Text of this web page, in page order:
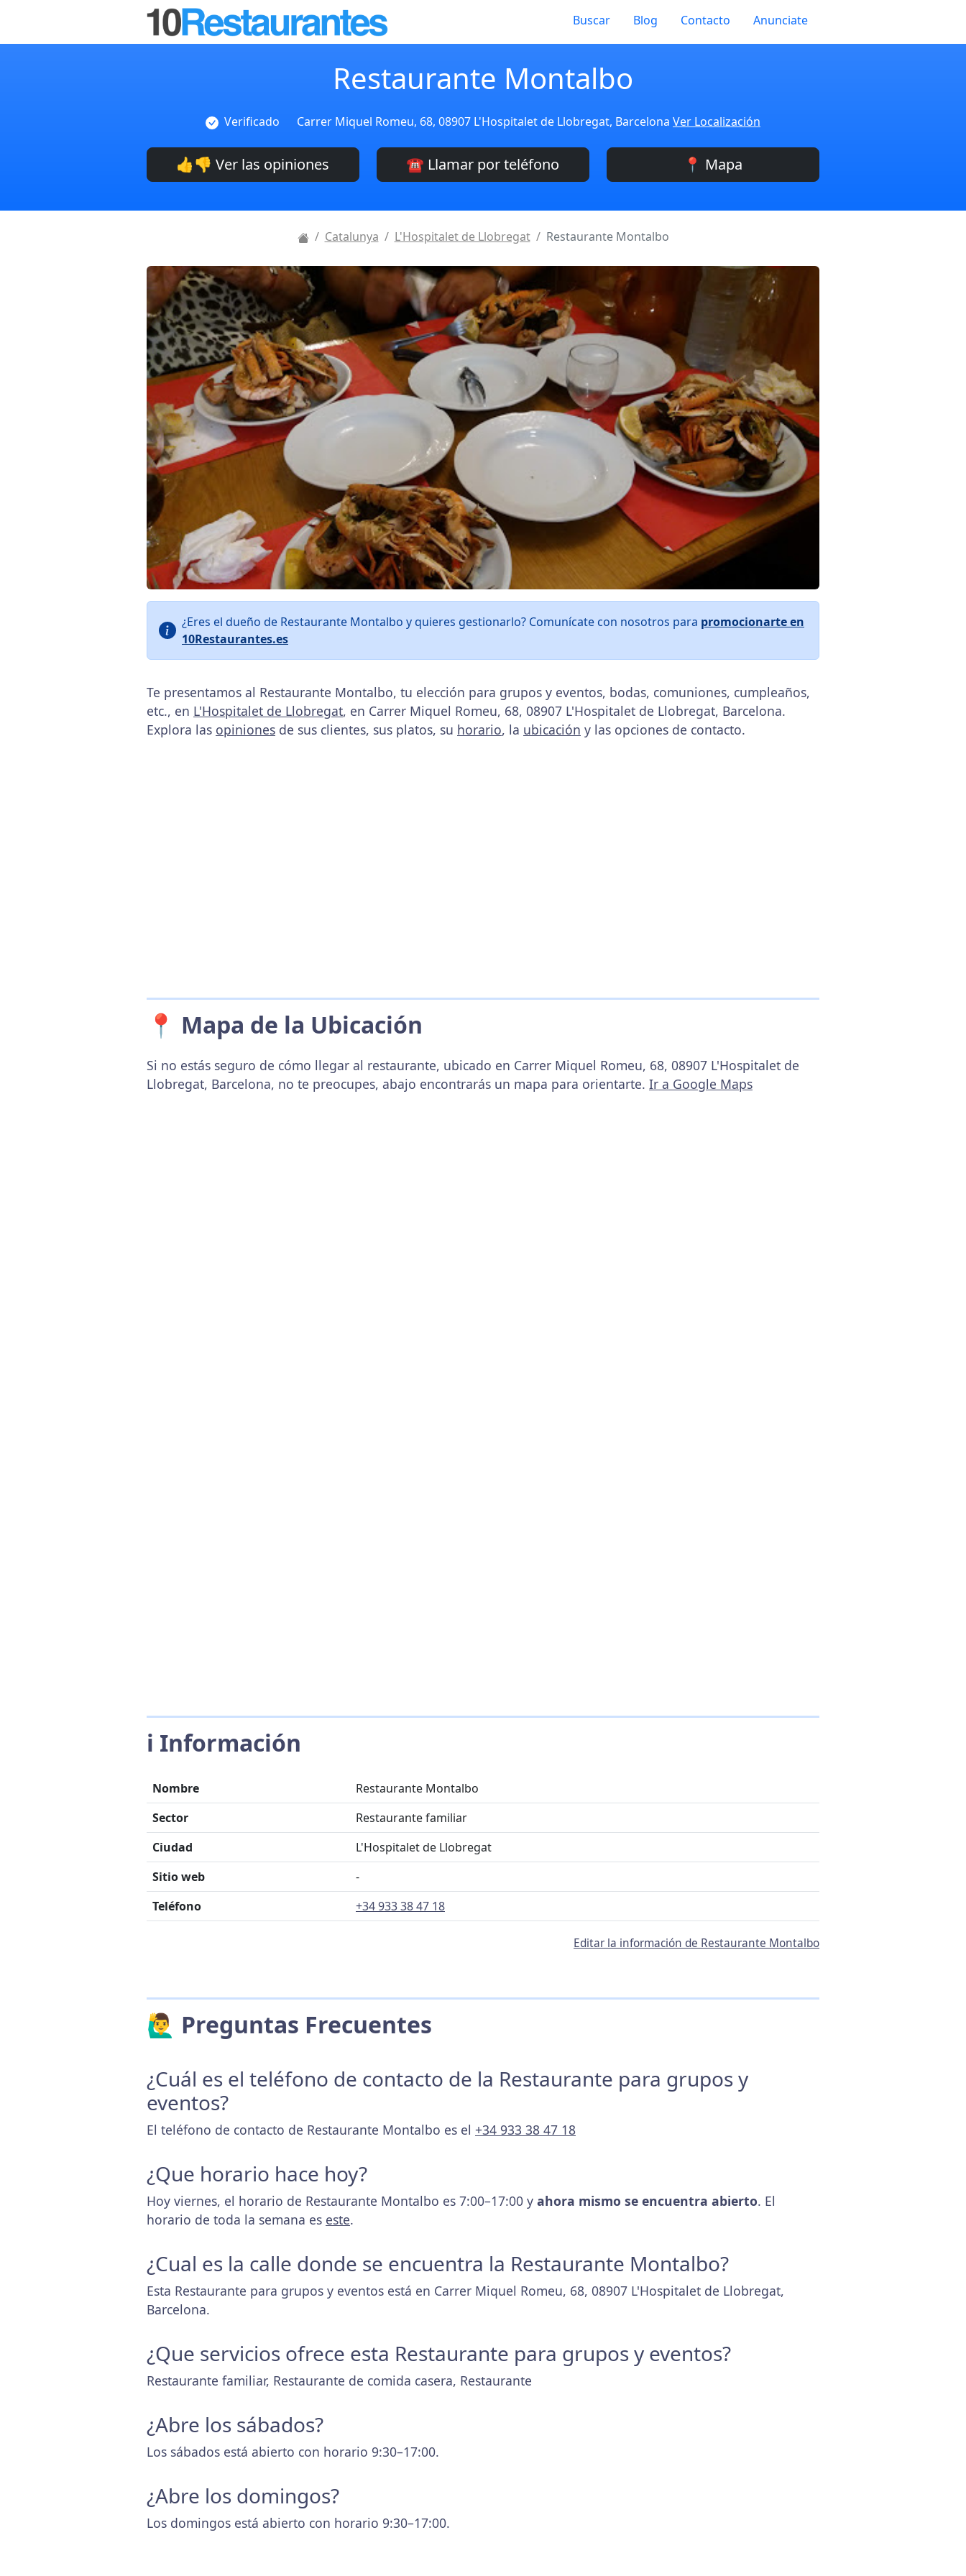
Buscar Blog Contacto Anunciate
Restaurante Montalbo
Verificado Carrer Miquel Romeu, 68, 08907 L'Hospitalet de Llobregat, Barcelona Ver Localización
👍👎 Ver las opiniones ☎️ Llamar por teléfono 📍 Mapa
Catalunya L'Hospitalet de Llobregat Restaurante Montalbo
¿Eres el dueño de Restaurante Montalbo y quieres gestionarlo? Comunícate con nosotros para promocionarte en
10Restaurantes.es
Te presentamos al Restaurante Montalbo, tu elección para grupos y eventos, bodas, comuniones, cumpleaños,
etc., en L'Hospitalet de Llobregat, en Carrer Miquel Romeu, 68, 08907 L'Hospitalet de Llobregat, Barcelona.
Explora las opiniones de sus clientes, sus platos, su horario, la ubicación y las opciones de contacto.
📍 Mapa de la Ubicación
Si no estás seguro de cómo llegar al restaurante, ubicado en Carrer Miquel Romeu, 68, 08907 L'Hospitalet de
Llobregat, Barcelona, no te preocupes, abajo encontrarás un mapa para orientarte. Ir a Google Maps
ℹ️ Información
Nombre
Restaurante Montalbo
Sector
Restaurante familiar
Ciudad
L'Hospitalet de Llobregat
Sitio web
-
Teléfono
+34 933 38 47 18
Editar la información de Restaurante Montalbo
🙋‍♂️ Preguntas Frecuentes
¿Cuál es el teléfono de contacto de la Restaurante para grupos y
eventos?
El teléfono de contacto de Restaurante Montalbo es el +34 933 38 47 18
¿Que horario hace hoy?
Hoy viernes, el horario de Restaurante Montalbo es 7:00–17:00 y ahora mismo se encuentra abierto. El
horario de toda la semana es este.
¿Cual es la calle donde se encuentra la Restaurante Montalbo?
Esta Restaurante para grupos y eventos está en Carrer Miquel Romeu, 68, 08907 L'Hospitalet de Llobregat,
Barcelona.
¿Que servicios ofrece esta Restaurante para grupos y eventos?
Restaurante familiar, Restaurante de comida casera, Restaurante
¿Abre los sábados?
Los sábados está abierto con horario 9:30–17:00.
¿Abre los domingos?
Los domingos está abierto con horario 9:30–17:00.